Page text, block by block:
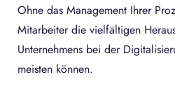
Ohne das Management Ihrer
Mitarbeiter die vielfältigen
Unternehmens bei der
meisten können.